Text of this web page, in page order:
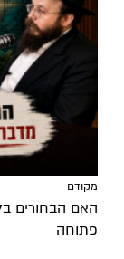
מקודם
האם הבחורים
פתוחה